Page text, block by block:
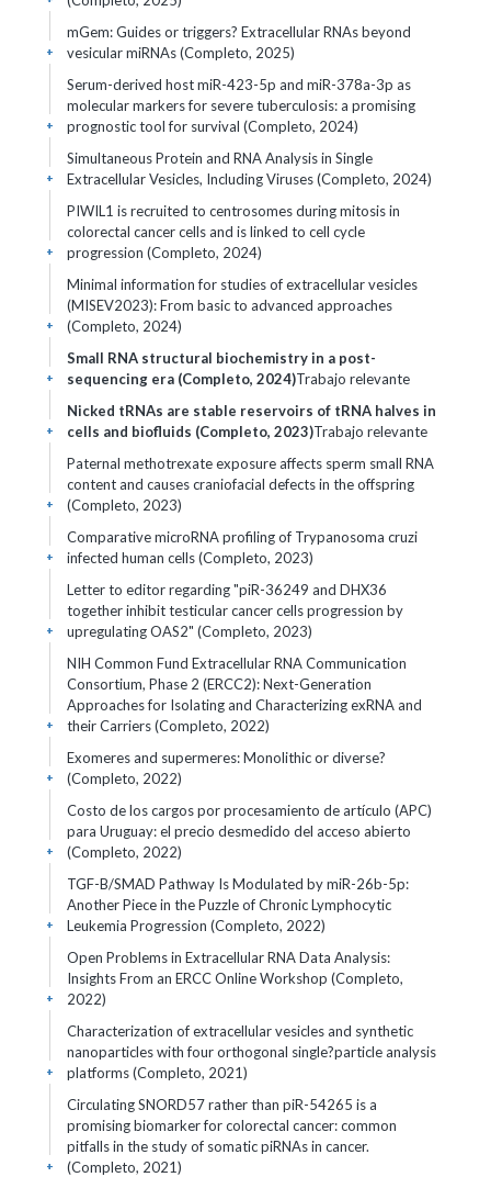
mGem: Guides or triggers? Extracellular RNAs beyond
vesicular miRNAs (Completo, 2025)
+
Serum-derived host miR-423-5p and miR-378a-3p as
molecular markers for severe tuberculosis: a promising
prognostic tool for survival (Completo, 2024)
+
Simultaneous Protein and RNA Analysis in Single
Extracellular Vesicles, Including Viruses (Completo, 2024)
+
PIWIL1 is recruited to centrosomes during mitosis in
colorectal cancer cells and is linked to cell cycle
progression (Completo, 2024)
+
Minimal information for studies of extracellular vesicles
(MISEV2023): From basic to advanced approaches
(Completo, 2024)
+
Small RNA structural biochemistry in a post-
sequencing era (Completo, 2024)Trabajo relevante
+
Nicked tRNAs are stable reservoirs of tRNA halves in
cells and biofluids (Completo, 2023)Trabajo relevante
+
Paternal methotrexate exposure affects sperm small RNA
content and causes craniofacial defects in the offspring
(Completo, 2023)
+
Comparative microRNA profiling of Trypanosoma cruzi
infected human cells (Completo, 2023)
+
Letter to editor regarding "piR-36249 and DHX36
together inhibit testicular cancer cells progression by
upregulating OAS2" (Completo, 2023)
+
NIH Common Fund Extracellular RNA Communication
Consortium, Phase 2 (ERCC2): Next-Generation
Approaches for Isolating and Characterizing exRNA and
their Carriers (Completo, 2022)
+
Exomeres and supermeres: Monolithic or diverse?
(Completo, 2022)
+
Costo de los cargos por procesamiento de artículo (APC)
para Uruguay: el precio desmedido del acceso abierto
(Completo, 2022)
+
TGF-B/SMAD Pathway Is Modulated by miR-26b-5p:
Another Piece in the Puzzle of Chronic Lymphocytic
Leukemia Progression (Completo, 2022)
+
Open Problems in Extracellular RNA Data Analysis:
Insights From an ERCC Online Workshop (Completo,
2022)
+
Characterization of extracellular vesicles and synthetic
nanoparticles with four orthogonal single?particle analysis
platforms (Completo, 2021)
+
Circulating SNORD57 rather than piR-54265 is a
promising biomarker for colorectal cancer: common
pitfalls in the study of somatic piRNAs in cancer.
(Completo, 2021)
+